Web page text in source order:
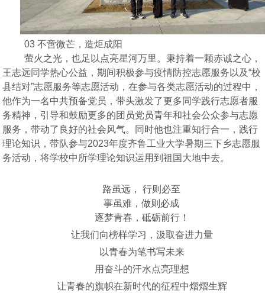
03 不啻微芒，造炬成阳
萤火之光，也足以点亮星河万里。秉持着一颗赤诚之心，
王志远同学热心公益，期间积极参与疫情防控志愿服务以及“校
县结对”志愿服务等志愿活动，在参与各类志愿活动的过程中，
他作为一名中共预备党员，带头激发了更多同学践行志愿者服
务精神，引导和鼓励更多的团员党员青年和社会公众参与志愿
服务，带动了良好的社会风气。同时他也注重知行合一，践行
理论知识，带队参与2023年度齐鲁工业大学暑期三下乡志愿服
务活动，将学校中所学理论知识运用到祖国大地中去。
路虽远，
行则必至
事虽难，做则必成
逐梦青春，砥砺前行！
让我们向榜样学习，汲取奋进力量
以青春为笔书写未来
用奋斗的汗水点亮理想
让青春的旗帜在新时代的征程中熠熠生辉